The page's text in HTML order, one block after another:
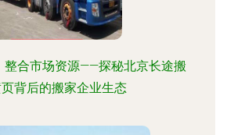
整合市场资源——探秘北京长途搬
背后的搬家企业生态